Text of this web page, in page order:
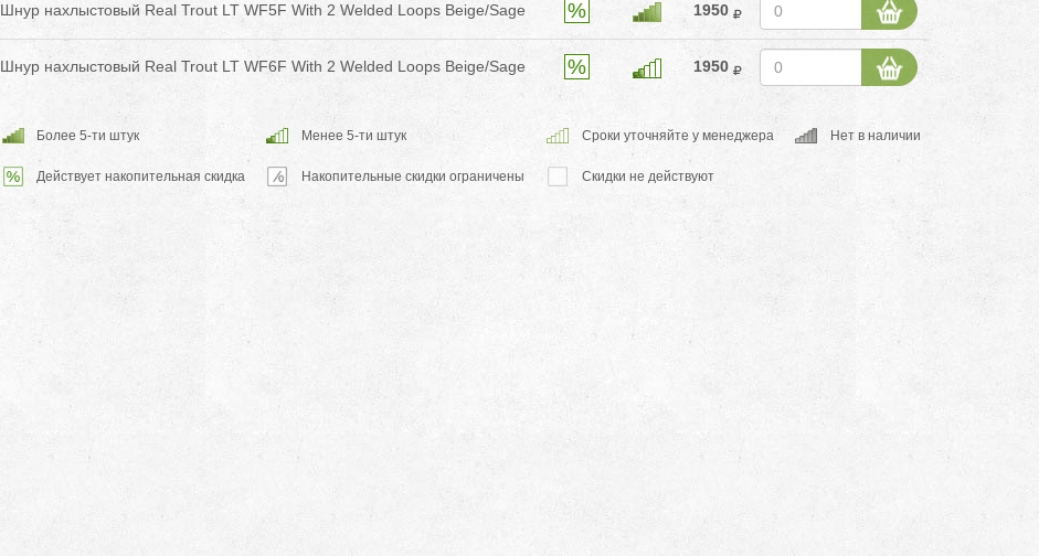
Шнур нахлыстовый Real Trout LT WF5F With 2 Welded Loops Beige/Sage 1950
Шнур нахлыстовый Real Trout LT WF6F With 2 Welded Loops Beige/Sage 1950
Более 5-ти штук Менее 5-ти штук Cроки уточняйте у менеджера Нет в наличии
Действует накопительная скидка Накопительные скидки ограничены Скидки не действуют